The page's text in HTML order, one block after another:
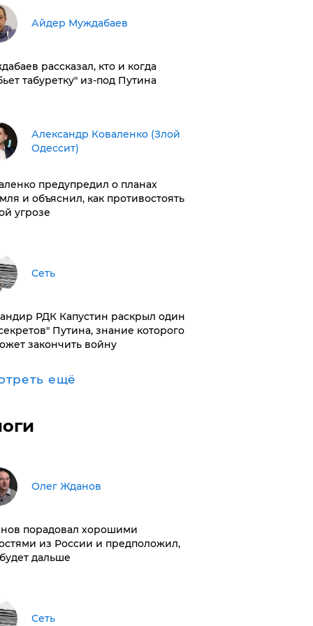
Айдер Муждабаев
рассказал, кто и когда
табуретку" из-под Путина
Александр Коваленко (Злой
Одессит)
предупредил о планах
и объяснил, как противостоять
угрозе
Сеть
РДК Капустин раскрыл один
Путина, знание которого
закончить войну
ещё
Олег Жданов
порадовал хорошими
из России и предположил,
дальше
Сеть